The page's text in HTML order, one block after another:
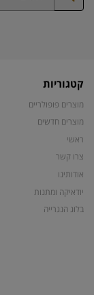
קטגוריות
מוצרים פופולריים
מוצרים חדשים
ראשי
צרו קשר
אודותינו
יודאיקה ומתנות
בלוג הנגרייה